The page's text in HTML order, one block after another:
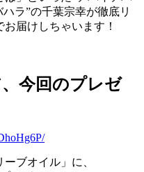
ラ”の千葉宗幸が徹底リ
届けしちゃいます！
、今回のプレゼ
ブオイル」に、